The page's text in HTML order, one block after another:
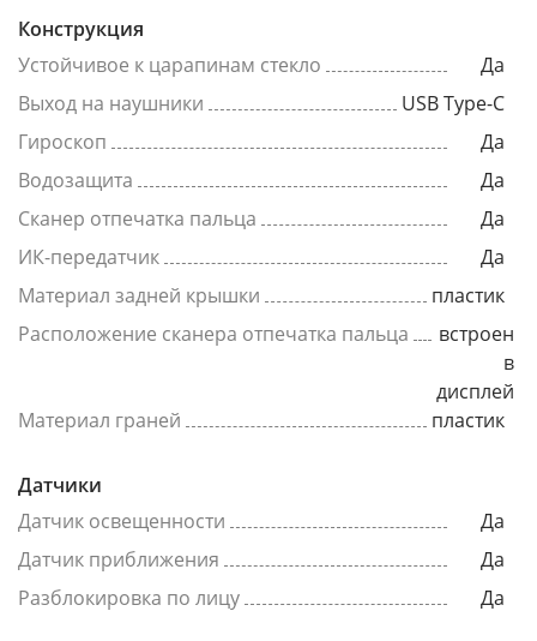
Конструкция
Устойчивое к царапинам стекло
Да
Выход на наушники
USB Type-C
Гироскоп
Да
Водозащита
Да
Сканер отпечатка пальца
Да
ИК-передатчик
Да
Материал задней крышки
пластик
Расположение сканера отпечатка пальца
встроен
в
дисплей
Материал граней
пластик
Датчики
Датчик освещенности
Да
Датчик приближения
Да
Разблокировка по лицу
Да